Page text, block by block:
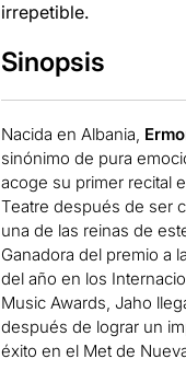
irrepetible.
Sinopsis
Nacida en Albania,
sinónimo de pura
acoge su primer recital
Teatre después de ser
una de las reinas de
Ganadora del premio a
del año en los
Music Awards, Jaho
después de lograr un
éxito en el Met de